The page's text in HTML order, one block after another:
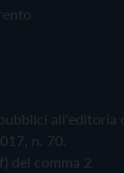
all'editoria
n. 70.
del comma 2